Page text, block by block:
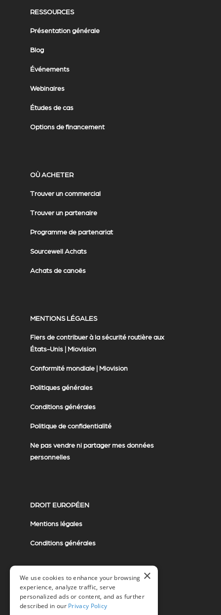
RESSOURCES
Présentation générale
Blog
Événements
Webinaires
Études de cas
Options de financement
OÙ ACHETER
Trouver un commercial
Trouver un partenaire
Programme de partenariat
Sourcewell Achats
Achats de canoës
MENTIONS LÉGALES
Fiers de contribuer à la sécurité routière aux
États-Unis | Miovision
Conformité mondiale | Miovision
Politiques générales
Conditions générales
Politique de confidentialité
Ne pas vendre ni partager mes données
personnelles
DROIT EUROPÉEN
Mentions légales
Conditions générales
© 2026 Miovision Technologies Incorporated
×
We use cookies to enhance your browsing
experience, analyze traffic, serve
personalized ads or content, and as further
described in our Privacy Policy